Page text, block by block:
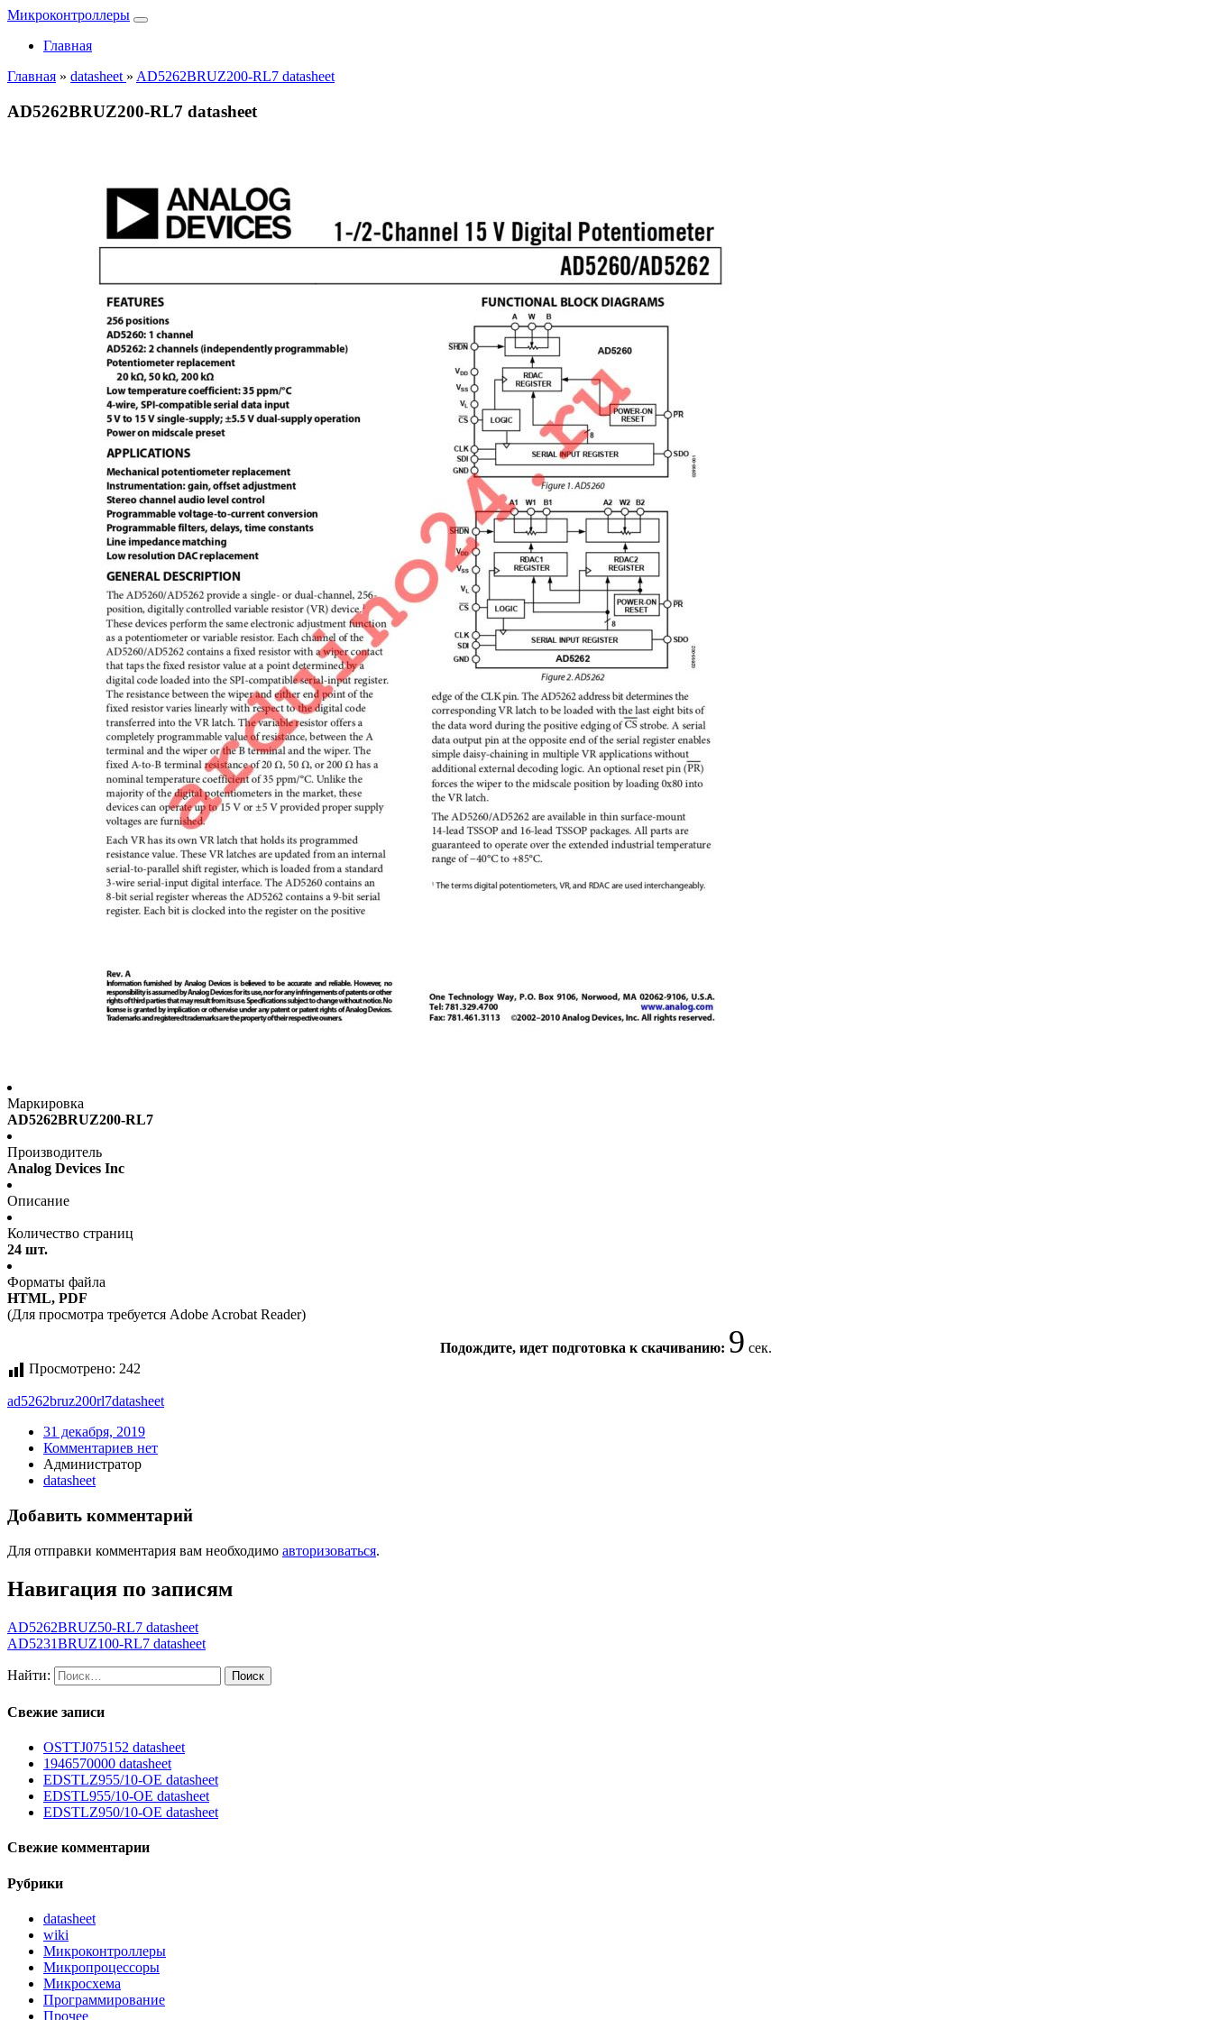
Микроконтроллеры
Главная
Главная » datasheet » AD5262BRUZ200-RL7 datasheet
AD5262BRUZ200-RL7 datasheet
Маркировка
AD5262BRUZ200-RL7
Производитель
Analog Devices Inc
Описание
Количество страниц
24 шт.
Форматы файла
HTML, PDF
(Для просмотра требуется Adobe Acrobat Reader)
Подождите, идет подготовка к скачиванию: 9 сек.
Просмотрено: 242
ad5262bruz200rl7datasheet
31 декабря, 2019
Комментариев нет
Администратор
datasheet
Добавить комментарий
Для отправки комментария вам необходимо авторизоваться.
Навигация по записям
AD5262BRUZ50-RL7 datasheet
AD5231BRUZ100-RL7 datasheet
Найти:
Свежие записи
OSTTJ075152 datasheet
1946570000 datasheet
EDSTLZ955/10-OE datasheet
EDSTL955/10-OE datasheet
EDSTLZ950/10-OE datasheet
Свежие комментарии
Рубрики
datasheet
wiki
Микроконтроллеры
Микропроцессоры
Микросхема
Программирование
Прочее